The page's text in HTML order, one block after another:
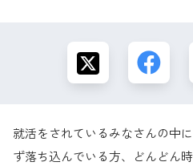
就活をされているみなさんの中
ず落ち込んでいる方、どんどん